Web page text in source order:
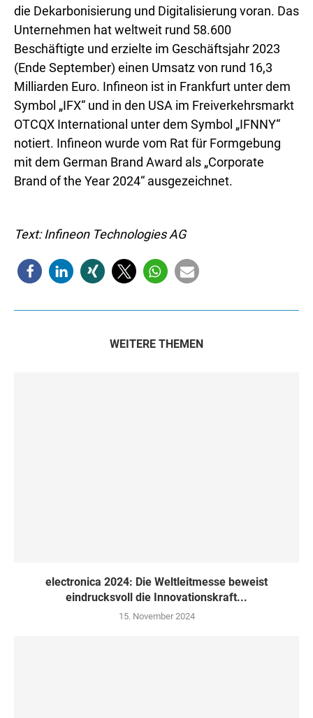
die Dekarbonisierung und Digitalisierung voran. Das
Unternehmen hat weltweit rund 58.600
Beschäftigte und erzielte im Geschäftsjahr 2023
(Ende September) einen Umsatz von rund 16,3
Milliarden Euro. Infineon ist in Frankfurt unter dem
Symbol „IFX“ und in den USA im Freiverkehrsmarkt
OTCQX International unter dem Symbol „IFNNY“
notiert. Infineon wurde vom Rat für Formgebung
mit dem German Brand Award als „Corporate
Brand of the Year 2024“ ausgezeichnet.
Text: Infineon Technologies AG
WEITERE THEMEN
electronica 2024: Die Weltleitmesse beweist
eindrucksvoll die Innovationskraft...
15. November 2024